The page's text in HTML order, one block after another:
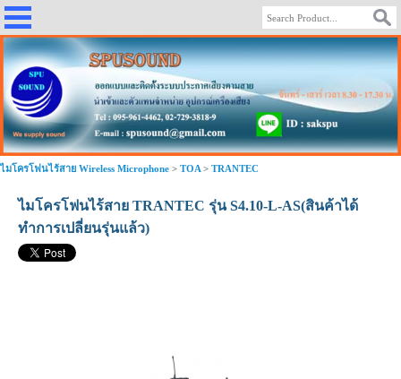
ไมโครโฟนไร้สาย Wireless Microphone > TOA > TRANTEC
ไมโครโฟนไร้สาย TRANTEC รุ่น S4.10-L-AS(สินค้าได้
ทำการเปลี่ยนรุ่นแล้ว)